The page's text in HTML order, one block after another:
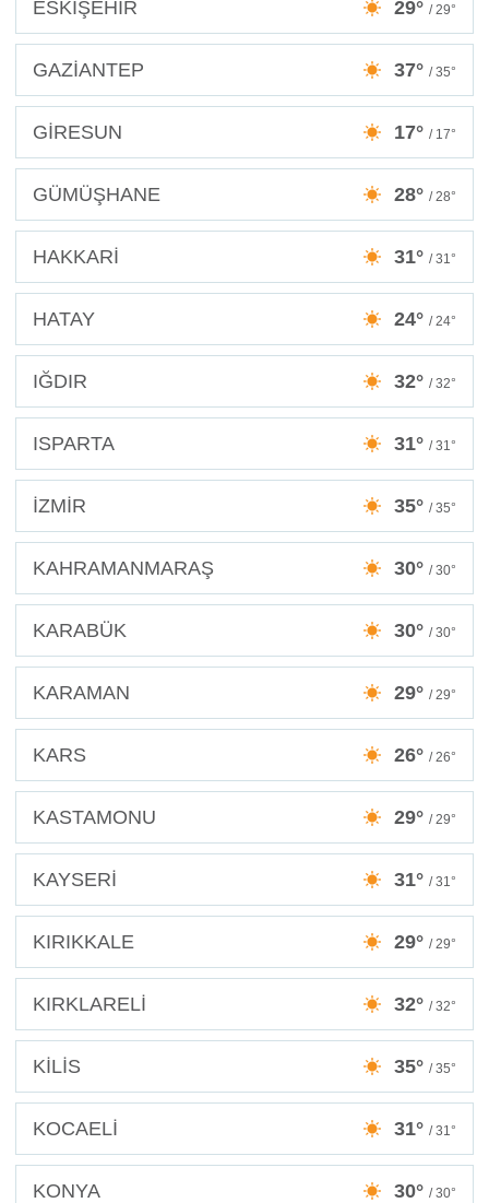
ESKİŞEHİR 29° / 29°
GAZİANTEP 37° / 35°
GİRESUN 17° / 17°
GÜMÜŞHANE 28° / 28°
HAKKARİ 31° / 31°
HATAY 24° / 24°
IĞDIR 32° / 32°
ISPARTA 31° / 31°
İZMİR 35° / 35°
KAHRAMANMARAŞ 30° / 30°
KARABÜK 30° / 30°
KARAMAN 29° / 29°
KARS 26° / 26°
KASTAMONU 29° / 29°
KAYSERİ 31° / 31°
KIRIKKALE 29° / 29°
KIRKLARELİ 32° / 32°
KİLİS 35° / 35°
KOCAELİ 31° / 31°
KONYA 30° / 30°